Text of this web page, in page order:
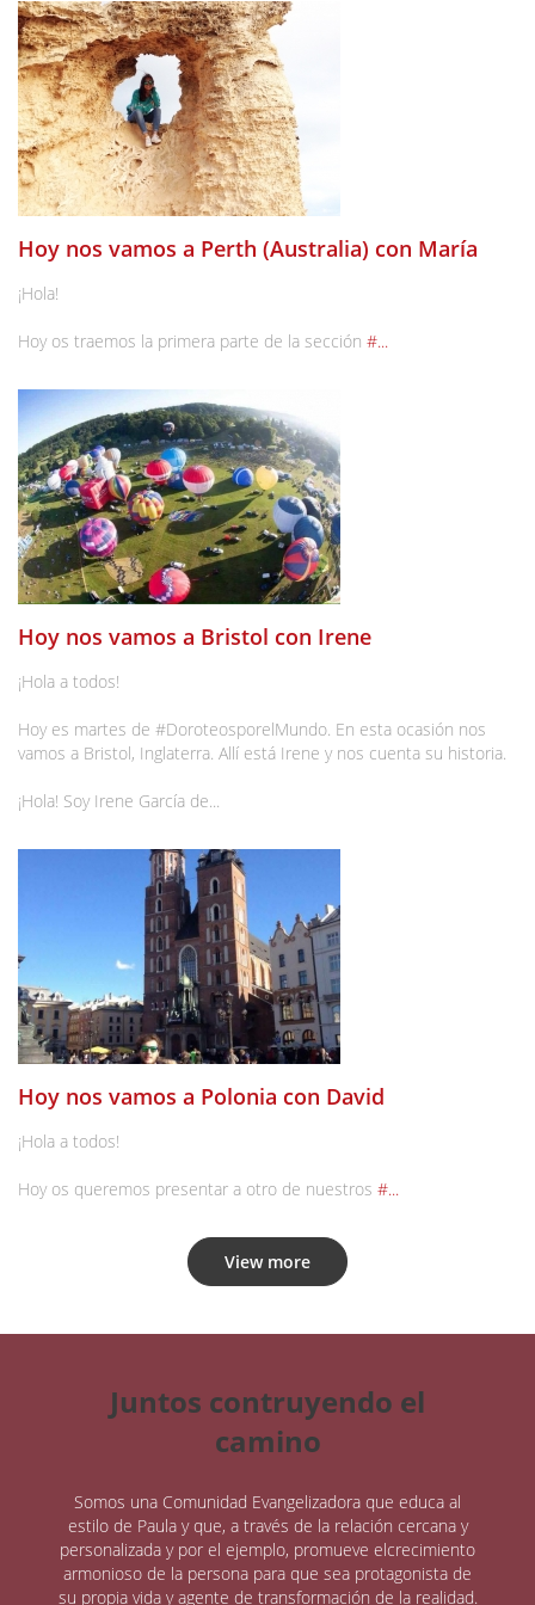
Hoy nos vamos a Perth (Australia) con María
¡Hola!
Hoy os traemos la primera parte de la sección #...
Hoy nos vamos a Bristol con Irene
¡Hola a todos!
Hoy es martes de #DoroteosporelMundo. En esta ocasión nos
vamos a Bristol, Inglaterra. Allí está Irene y nos cuenta su historia.
¡Hola! Soy Irene García de...
Hoy nos vamos a Polonia con David
¡Hola a todos!
Hoy os queremos presentar a otro de nuestros #...
View more
Juntos contruyendo el
camino
Somos una Comunidad Evangelizadora que educa al
estilo de Paula y que, a través de la relación cercana y
personalizada y por el ejemplo, promueve elcrecimiento
armonioso de la persona para que sea protagonista de
su propia vida y agente de transformación de la realidad.